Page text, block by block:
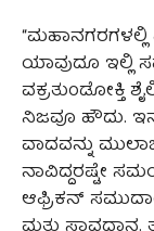
“ಮಹಾನಗರಗಳಲ್ಲಿ
ಯಾವುದೂ ಇಲ್ಲಿ
ವಕ್ರತುಂಡೋಕ್ತಿ
ನಿಜವೂ ಹೌದು.
ವಾದವನ್ನು
ನಾವಿದ್ದರಷ್ಟೇ
ಆಫ್ರಿಕನ್